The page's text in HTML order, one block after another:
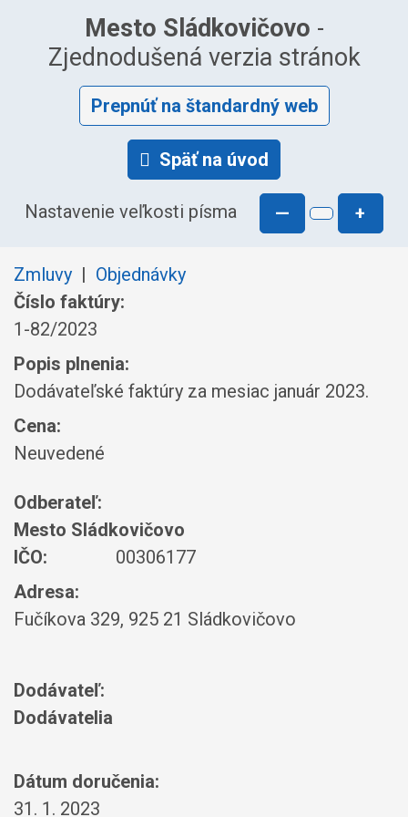
Mesto Sládkovičovo -
Zjednodušená verzia stránok
Prepnúť na štandardný web
Späť na úvod
Nastavenie veľkosti písma — +
Zmluvy | Objednávky
Číslo faktúry:
1-82/2023
Popis plnenia:
Dodávateľské faktúry za mesiac január 2023.
Cena:
Neuvedené
Odberateľ:
Mesto Sládkovičovo
IČO:
00306177
Adresa:
Fučíkova 329, 925 21 Sládkovičovo
Dodávateľ:
Dodávatelia
Dátum doručenia:
31. 1. 2023